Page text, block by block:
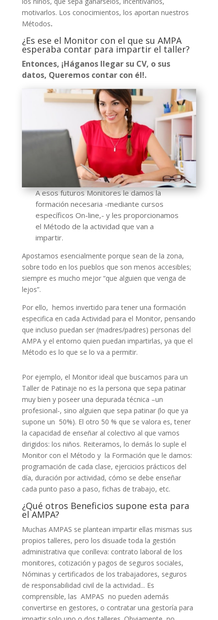
motivarlos. Los conocimientos, los aportan nuestros
Métodos.
¿Es ese el Monitor con el que su AMPA
esperaba contar para impartir el taller?
Entonces, ¡Háganos llegar su CV, o sus
datos, Queremos contar con él!.
A esos futuros Monitores le damos la
formación necesaria -mediante cursos
específicos On-line,- y les proporcionamos
el Método de la actividad que van a
impartir.
Apostamos esencialmente porque sean de la zona,
sobre todo en los pueblos que son menos accesibles;
siempre es mucho mejor “que alguien que venga de
lejos”.
Por ello, hemos invertido para tener una formación
especifica en cada Actividad para el Monitor, pensando
que incluso puedan ser (madres/padres) personas del
AMPA y el entorno quien puedan impartirlas, ya que el
Método es lo que se lo va a permitir.
Por ejemplo, el Monitor ideal que buscamos para un
Taller de Patinaje no es la persona que sepa patinar
muy bien y poseer una depurada técnica –un
profesional-, sino alguien que sepa patinar (lo que ya
supone un 50%). El otro 50 % que se valora es, tener
la capacidad de enseñar al colectivo al que vamos
dirigidos: los niños. Reiteramos, lo demás lo suple el
Monitor con el Método y la Formación que le damos:
programación de cada clase, ejercicios prácticos del
día, duración por actividad, cómo se debe enseñar
cada punto paso a paso, fichas de trabajo, etc.
¿Qué otros Beneficios supone esta para
el AMPA?
Muchas AMPAS se plantean impartir ellas mismas sus
propios talleres, pero los disuade toda la gestión
administrativa que conlleva: contrato laboral de los
monitores, cotización y pagos de seguros sociales,
Nóminas y certificados de los trabajadores, seguros
de responsabilidad civil de la actividad... Es
comprensible, las AMPAS no pueden además
convertirse en gestores, o contratar una gestoría para